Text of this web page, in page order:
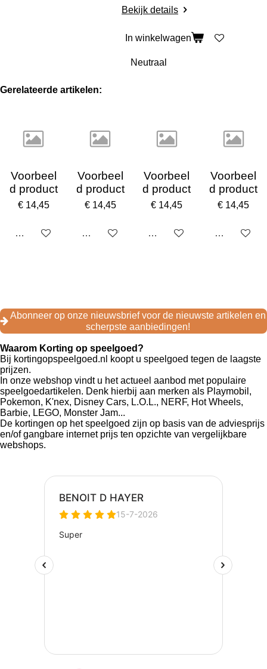
Bekijk details
In winkelwagen
Gerelateerde artikelen:
Voorbeel
d product
€ 14,45
Uitgeschakeld
Voorbeel
d product
€ 14,45
Uitgeschakeld
Voorbeel
d product
€ 14,45
Uitgeschakeld
Voorbeel
d product
€ 14,45
b
k
a
a
m
o
Abonneer op onze nieuwsbrief voor de nieuwste artikelen en
scherpste aanbiedingen!
Waarom Korting op speelgoed?
Bij kortingopspeelgoed.nl koopt u speelgoed tegen de laagste
prijzen.
In onze webshop vindt u het actueel aanbod met populaire
speelgoedartikelen. Denk hierbij aan merken als Playmobil,
Pokemon, K'nex, Disney Cars, L.O.L., NERF, Hot Wheels,
Barbie, LEGO, Monster Jam...
De kortingen op het speelgoed zijn op basis van de adviesprijs
en/of gangbare internet prijs ten opzichte van vergelijkbare
webshops.